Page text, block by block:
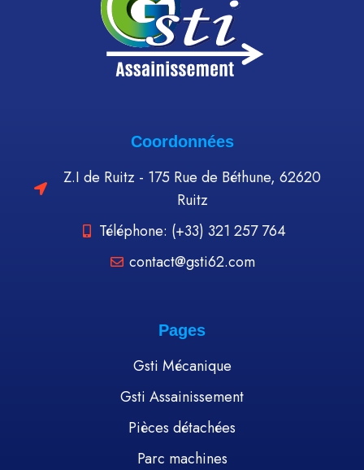
Coordonnées
Z.I de Ruitz - 175 Rue de Béthune, 62620
Ruitz
Téléphone: (+33) 321 257 764
contact@gsti62.com
Pages
Gsti Mécanique
Gsti Assainissement
Pièces détachées
Parc machines